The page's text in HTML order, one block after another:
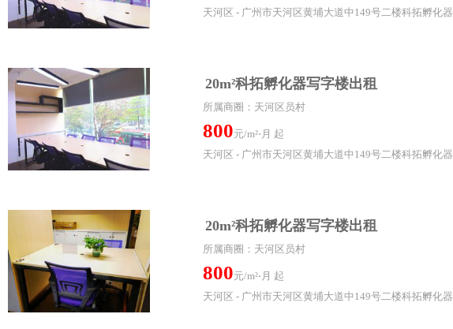
天河区 - 广州市天河区黄埔大道中149号二楼科拓孵化器
20m²科拓孵化器写字楼出租
所属商圈：天河区员村
800元/m²⋅月 起
天河区 - 广州市天河区黄埔大道中149号二楼科拓孵化器
20m²科拓孵化器写字楼出租
所属商圈：天河区员村
800元/m²⋅月 起
天河区 - 广州市天河区黄埔大道中149号二楼科拓孵化器